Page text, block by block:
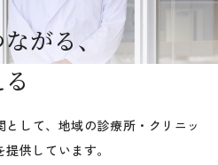
がる、
して、 地域の診療所・クリニッ
供しています。